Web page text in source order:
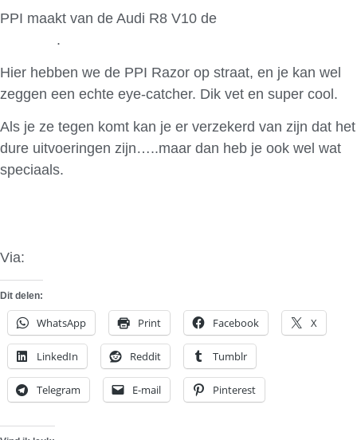
PPI maakt van de Audi R8 V10 de
.
Hier hebben we de PPI Razor op straat, en je kan wel
zeggen een echte eye-catcher. Dik vet en super cool.
Als je ze tegen komt kan je er verzekerd van zijn dat het
dure uitvoeringen zijn…..maar dan heb je ook wel wat
speciaals.
Via:
Dit delen:
WhatsApp Print Facebook X
LinkedIn Reddit Tumblr
Telegram E-mail Pinterest